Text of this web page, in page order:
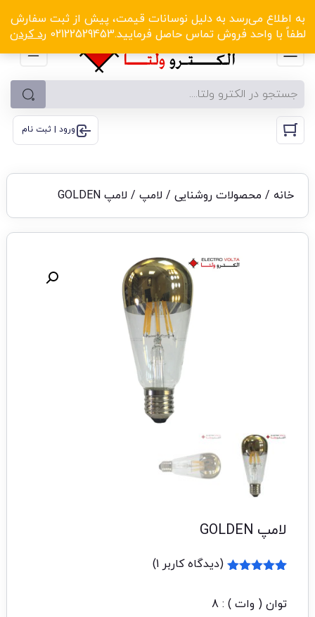
به اطلاع می‌رسد به دلیل نوسانات قیمت، پیش از ثبت سفارش
لطفاً با واحد فروش تماس حاصل فرمایید.02122529453
رد کردن
الکترو ولتا با تخفیف‌های شگفت‌انگیز! کلیک کنید
ورود | ثبت نام
خانه / محصولات روشنایی/ لامپ/ لامپ GOLDEN
لامپ GOLDEN
مشتری
(دیدگاه کاربر1
)
توان ( وات ) : 8